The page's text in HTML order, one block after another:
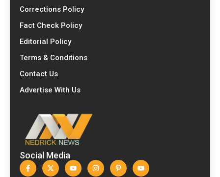
Corrections Policy
Fact Check Policy
Editorial Policy
Terms & Conditions
Contact Us
Advertise With Us
Social Media